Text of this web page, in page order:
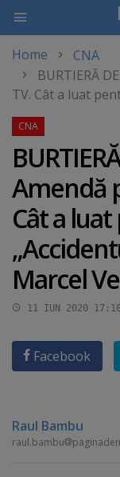
main
content
Home
CNA
BURTIERĂ
TV. Cât a luat
Amendă
Cât a
Marcel
11 IUN 2020
Facebook
Raul Bambu
raul.bambu